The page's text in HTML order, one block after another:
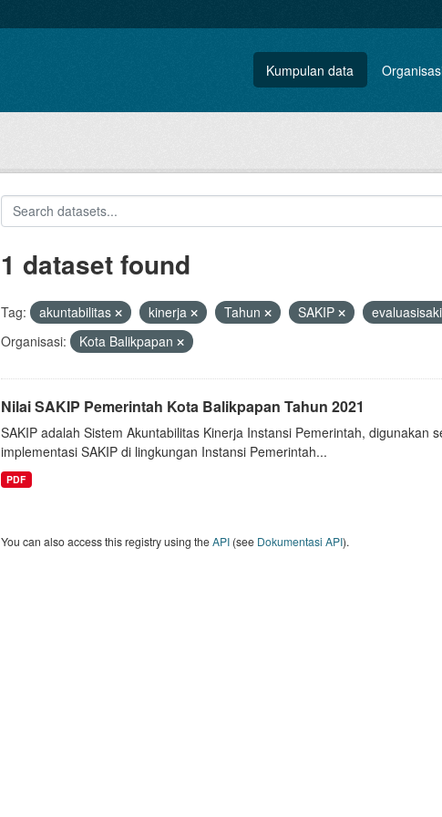
Kumpulan data
1 dataset found
Tag: akuntabilitas kinerja Tahun SAKIP
Organisasi:
Kota Balikpapan
Nilai SAKIP Pemerintah Kota Balikpapan Tahun 2021
SAKIP adalah Sistem Akuntabilitas Kinerja Instansi Pemerintah, digunakan
implementasi SAKIP di lingkungan Instansi Pemerintah...
PDF
You can also access this registry using theAPI(see Dokumentasi API).